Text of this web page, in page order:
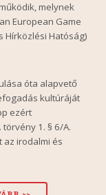
melynek
European Game
Hírközlési Hatóság)
óta alapvető
kultúráját
ezért
1. § 6/A.
irodalmi és